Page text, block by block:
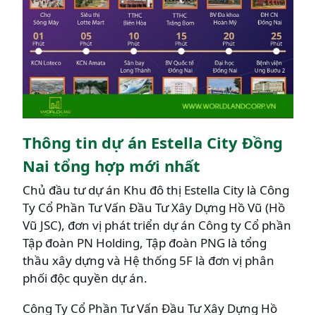
Thông tin dự án Estella City Đồng
Nai tổng hợp mới nhất
Chủ đầu tư dự án Khu đô thị Estella City là Công
Ty Cổ Phần Tư Vấn Đầu Tư Xây Dựng Hồ Vũ (Hồ
Vũ JSC), đơn vị phát triển dự án Công ty Cổ phần
Tập đoàn PN Holding, Tập đoàn PNG là tổng
thầu xây dựng và Hệ thống 5F là đơn vị phân
phối độc quyền dự án.
Công Ty Cổ Phần Tư Vấn Đầu Tư Xây Dựng Hồ